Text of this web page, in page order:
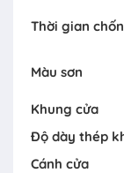
Thời gian
Màu sơn
Khung cửa
Độ dày thép
Cánh cửa